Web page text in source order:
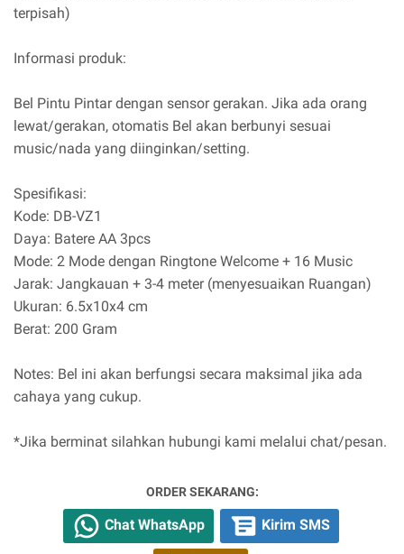
terpisah)
Informasi produk:
Bel Pintu Pintar dengan sensor gerakan. Jika ada orang
lewat/gerakan, otomatis Bel akan berbunyi sesuai
music/nada yang diinginkan/setting.
Spesifikasi:
Kode: DB-VZ1
Daya: Batere AA 3pcs
Mode: 2 Mode dengan Ringtone Welcome + 16 Music
Jarak: Jangkauan + 3-4 meter (menyesuaikan Ruangan)
Ukuran: 6.5x10x4 cm
Berat: 200 Gram
Notes: Bel ini akan berfungsi secara maksimal jika ada
cahaya yang cukup.
*Jika berminat silahkan hubungi kami melalui chat/pesan.
ORDER SEKARANG:
Chat WhatsApp Kirim SMS